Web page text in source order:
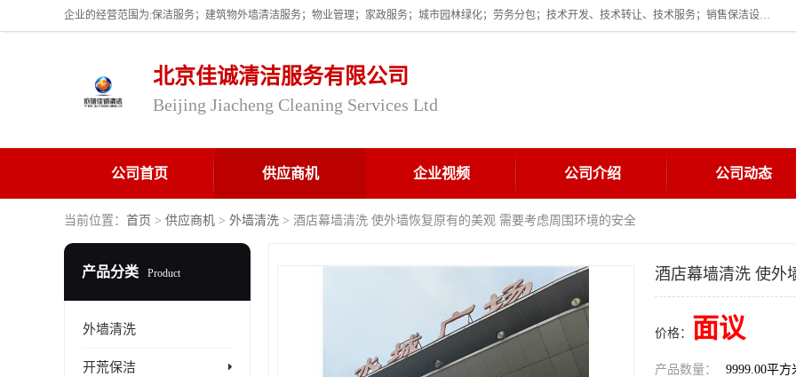
企业的经营范围为:保洁服务；建筑物外墙清洁服务；物业管理；家政服务；城市园林绿化；劳务分包；技术开发、技术转让、技术服务；销售保洁设备、卫生用品、化工产品（不含危险化学品及一类易制毒化学品）、日用品、办公设备、建筑材料、装饰材料；图文设计；清洁服务（不含餐具消毒）；中央空调维修；工程设计；施工总承包；专业承包。
北京佳诚清洁服务有限公司
Beijing Jiacheng Cleaning Services Ltd
公司首页 供应商机 企业视频 公司介绍 公司动态
当前位置： 首页 > 供应商机 > 外墙清洗 > 酒店幕墙清洗 使外墙恢复原有的美观 需要考虑周围环境的安全
产品分类 Product
外墙清洗
开荒保洁
酒店幕墙清洗 使外
价格： 面议
产品数量： 9999.00平方